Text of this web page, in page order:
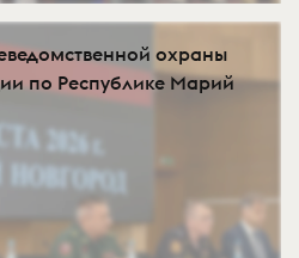
охраны
по Республике Марий